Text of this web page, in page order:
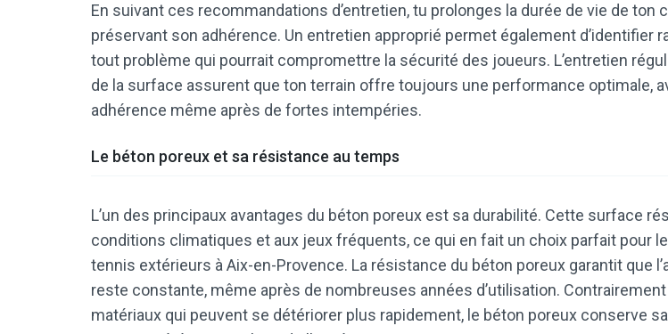
En suivant ces recommandations d’entretien, tu prolonges la durée de vie de ton
préservant son adhérence. Un entretien approprié permet également d’identifier
tout problème qui pourrait compromettre la sécurité des joueurs. L’entretien
de la surface assurent que ton terrain offre toujours une performance optimale,
adhérence même après de fortes intempéries.
Le béton poreux et sa résistance au temps
L’un des principaux avantages du béton poreux est sa durabilité. Cette surface
conditions climatiques et aux jeux fréquents, ce qui en fait un choix parfait pour
tennis extérieurs à Aix-en-Provence. La résistance du béton poreux garantit que
reste constante, même après de nombreuses années d’utilisation.
matériaux qui peuvent se détériorer plus rapidement, le béton poreux conserve